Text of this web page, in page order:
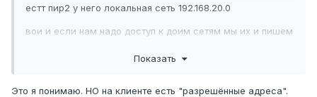
естт пир2 у него локальная сеть 192.168.20.0
вои и если нам надо доступ к доим сетям мы их и пишем
Показать
Это я понимаю. НО на клиенте есть "разрешённые адреса".